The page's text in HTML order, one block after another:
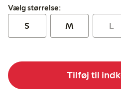
Vælg størrelse:
Vælg størrelse:
S M L
Tilføj til